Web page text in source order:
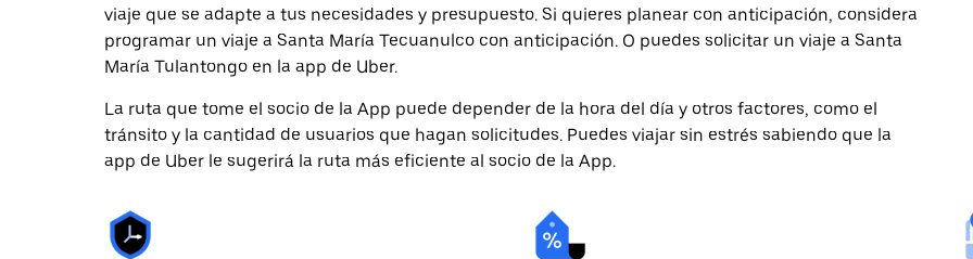
viaje que se adapte a tus necesidades y presupuesto. Si quieres planear con anticipación, considera
programar un viaje a Santa María Tecuanulco con anticipación. O puedes solicitar un viaje a Santa
María Tulantongo en la app de Uber.
La ruta que tome el socio de la App puede depender de la hora del día y otros factores, como el
tránsito y la cantidad de usuarios que hagan solicitudes. Puedes viajar sin estrés sabiendo que la
app de Uber le sugerirá la ruta más eficiente al socio de la App.